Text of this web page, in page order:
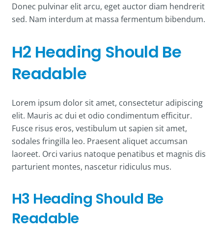
Donec pulvinar elit arcu, eget auctor diam hendrerit
sed. Nam interdum at massa fermentum bibendum.
H2 Heading Should Be
Readable
Lorem ipsum dolor sit amet, consectetur adipiscing
elit. Mauris ac dui et odio condimentum efficitur.
Fusce risus eros, vestibulum ut sapien sit amet,
sodales fringilla leo. Praesent aliquet accumsan
laoreet. Orci varius natoque penatibus et magnis dis
parturient montes, nascetur ridiculus mus.
H3 Heading Should Be
Readable